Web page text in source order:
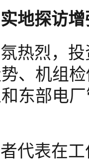
地探访
热烈，
、机组
东部电
代表在